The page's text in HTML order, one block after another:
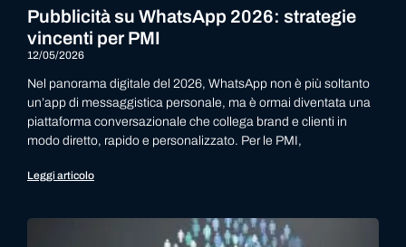
Pubblicità su WhatsApp 2026: strategie
vincenti per PMI
12/05/2026
Nel panorama digitale del 2026, WhatsApp non è più soltanto
un’app di messaggistica personale, ma è ormai diventata una
piattaforma conversazionale che collega brand e clienti in
modo diretto, rapido e personalizzato. Per le PMI,
Leggi articolo